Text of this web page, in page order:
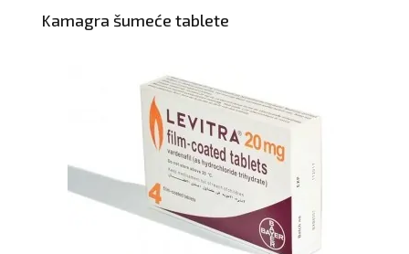
Kamagra šumeće tablete